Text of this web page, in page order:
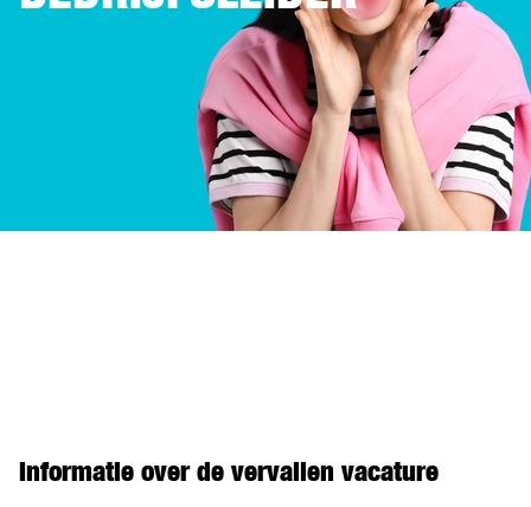
Informatie over de vervallen vacature